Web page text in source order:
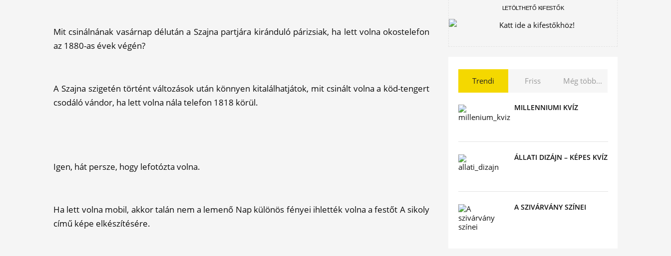
Mit csinálnának vasárnap délután a Szajna partjára kiránduló párizsiak, ha lett volna okostelefon
az 1880-as évek végén?
A Szajna szigetén történt változások után könnyen kitalálhatjátok, mit csinált volna a köd-tengert
csodáló vándor, ha lett volna nála telefon 1818 körül.
Igen, hát persze, hogy lefotózta volna.
Ha lett volna mobil, akkor talán nem a lemenő Nap különös fényei ihlették volna a festőt A sikoly
című képe elkészítésére.
LETÖLTHETŐ KIFESTŐK
Trendi Friss Még több...
MILLENNIUMI KVÍZ
ÁLLATI DIZÁJN – KÉPES KVÍZ
A SZIVÁRVÁNY SZÍNEI